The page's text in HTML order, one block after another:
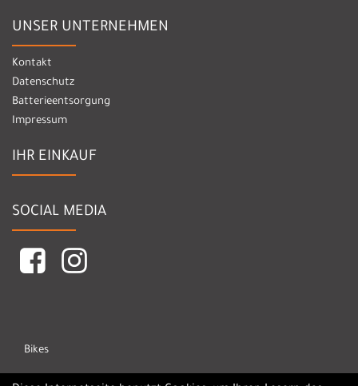
UNSER UNTERNEHMEN
Kontakt
Datenschutz
Batterieentsorgung
Impressum
IHR EINKAUF
SOCIAL MEDIA
Bikes
Marken